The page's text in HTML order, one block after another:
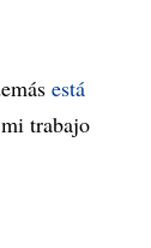
está
trabajo